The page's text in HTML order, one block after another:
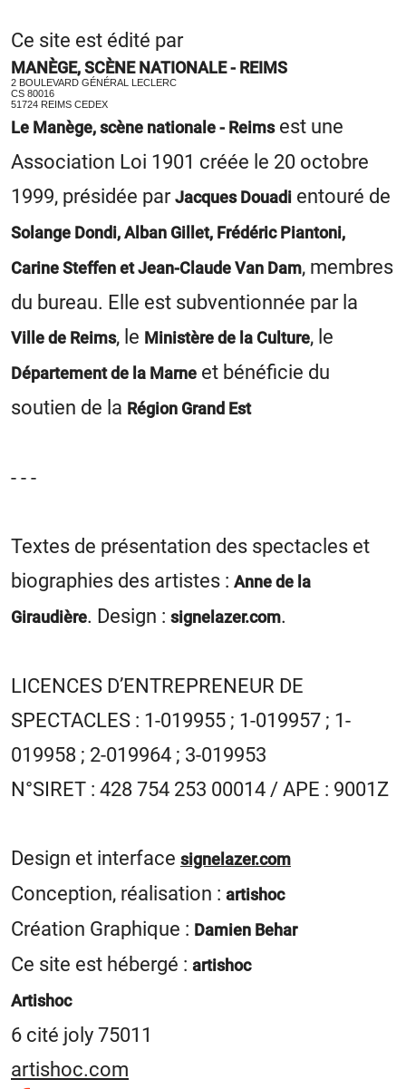
Ce site est édité par
MANÈGE, SCÈNE NATIONALE - REIMS
2 BOULEVARD GÉNÉRAL LECLERC
CS 80016
51724 REIMS CEDEX
Le Manège, scène nationale - Reimsest une
Association Loi 1901 créée le 20 octobre
1999, présidée parJacques Douadi entouré de
Solange Dondi, Alban Gillet, Frédéric Piantoni,
Carine Steffen et Jean-Claude Van Dam, membres
du bureau. Elle est subventionnée par la
Ville de Reims, le Ministère de la Culture, le
Département de la Marne et bénéficie du
soutien de la Région Grand Est
- - -
Textes de présentation des spectacles et
biographies des artistes : Anne de la
Giraudière. Design : signelazer.com.
LICENCES D’ENTREPRENEUR DE
SPECTACLES : 1-019955 ; 1-019957 ; 1-
019958 ; 2-019964 ; 3-019953
N°SIRET : 428 754 253 00014 / APE : 9001Z
Design et interface signelazer.com
Conception, réalisation : artishoc
Création Graphique : Damien Behar
Ce site est hébergé : artishoc
Artishoc
6 cité joly 75011
artishoc.com